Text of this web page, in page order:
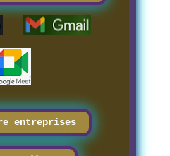
entreprises